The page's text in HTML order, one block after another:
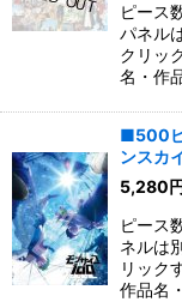
ピース
パネル
クリッ
名・作
■500ピ
ンスカ
5,280
ピース
ネルは
リック
作品名